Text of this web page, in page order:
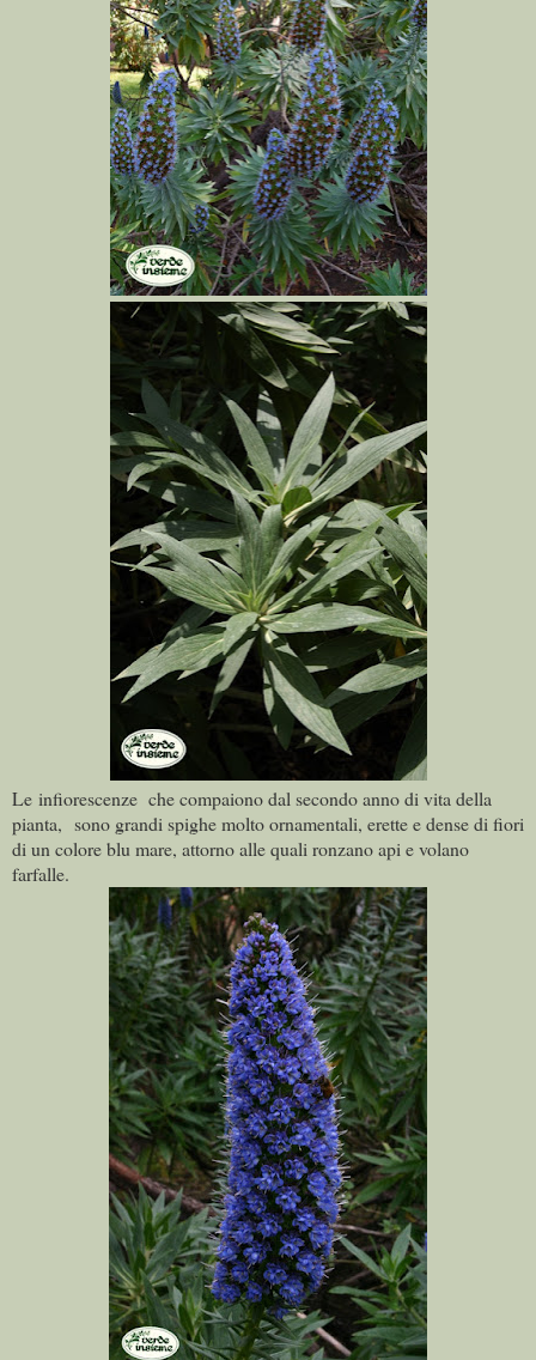
Le infiorescenze che compaiono dal secondo anno di vita della
pianta, sono grandi spighe molto ornamentali, erette e dense di fiori
di un colore blu mare, attorno alle quali ronzano api e volano
farfalle.